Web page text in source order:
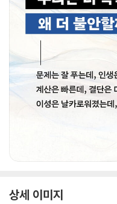
상세 이미지